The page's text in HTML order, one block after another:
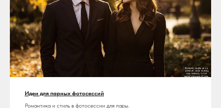
Идеи для парных фотосессий
Романтика и стиль в фотосессии для пары.